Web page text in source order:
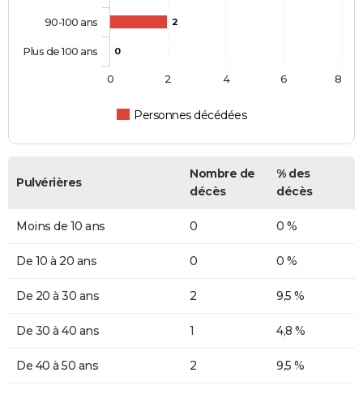
2
0
Personnes décédées
90-100 ans
Plus de 100 ans
0 2 4 6 8
Pulvérières
Nombre de
décès
% des
décès
Moins de 10 ans 0 0 %
De 10 à 20 ans 0 0 %
De 20 à 30 ans 2 9,5 %
De 30 à 40 ans 1 4,8 %
De 40 à 50 ans 2 9,5 %